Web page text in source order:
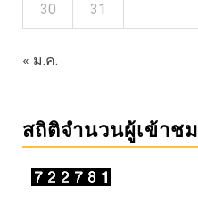
30 31
« ม.ค.
สถิติจำนวนผู้เข้าชม